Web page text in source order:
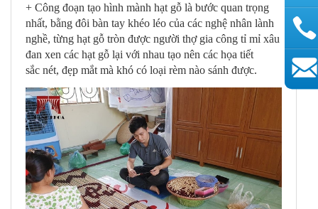
+ Công đoạn tạo hình mành hạt gỗ là bước quan trọng
nhất, bằng đôi bàn tay khéo léo của các nghệ nhân lành
nghề, từng hạt gỗ tròn được người thợ gia công tỉ mỉ xâu
đan xen các hạt gỗ lại với nhau tạo nên các họa tiết
sắc nét, đẹp mắt mà khó có loại rèm nào sánh được.